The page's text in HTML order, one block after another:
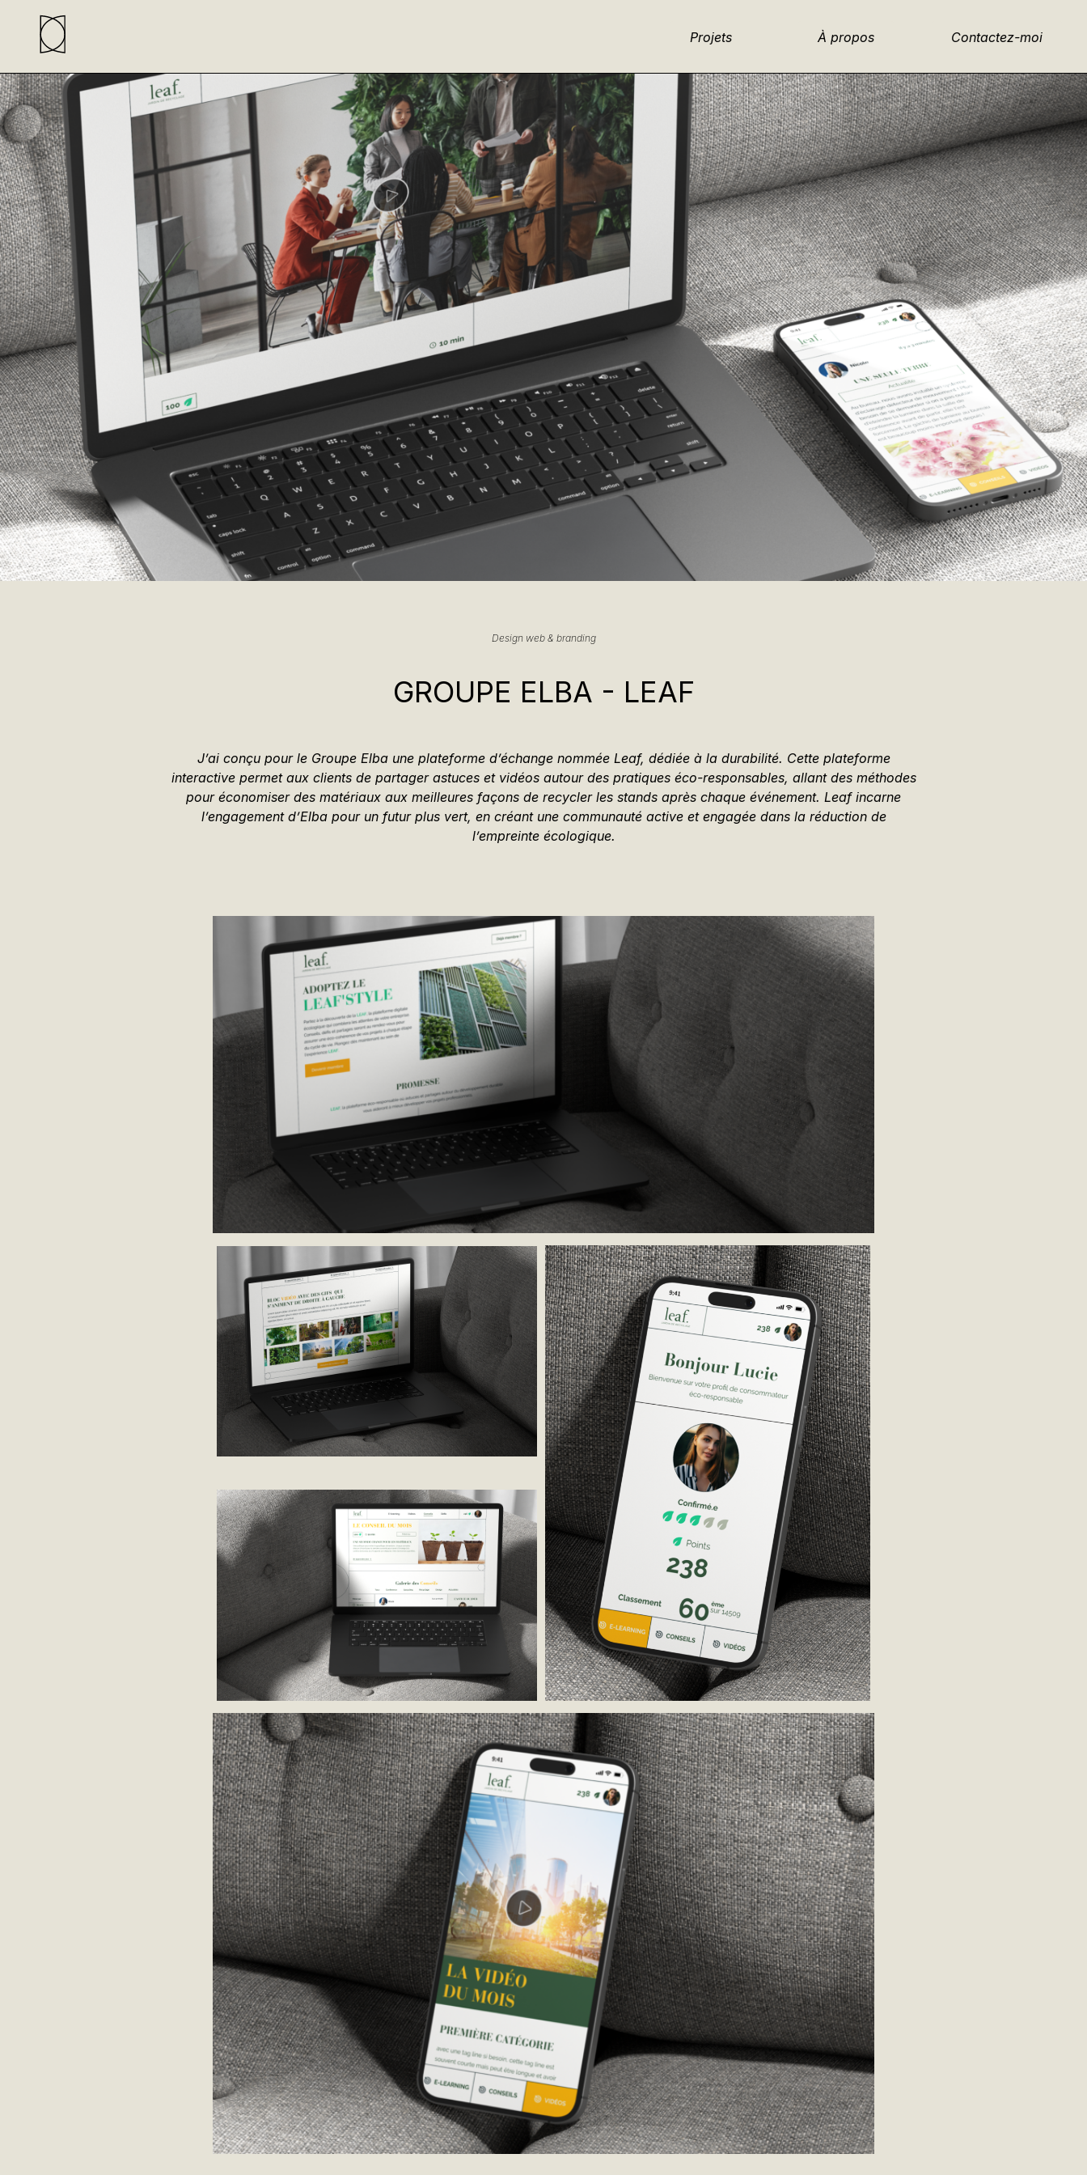
Projets À propos Contactez-moi
Design web & branding
GROUPE ELBA - LEAF
J’ai conçu pour le Groupe Elba une plateforme d’échange nommée Leaf, dédiée à la durabilité. Cette plateforme
interactive permet aux clients de partager astuces et vidéos autour des pratiques éco-responsables, allant des méthodes
pour économiser des matériaux aux meilleures façons de recycler les stands après chaque événement. Leaf incarne
l’engagement d’Elba pour un futur plus vert, en créant une communauté active et engagée dans la réduction de
l’empreinte écologique.